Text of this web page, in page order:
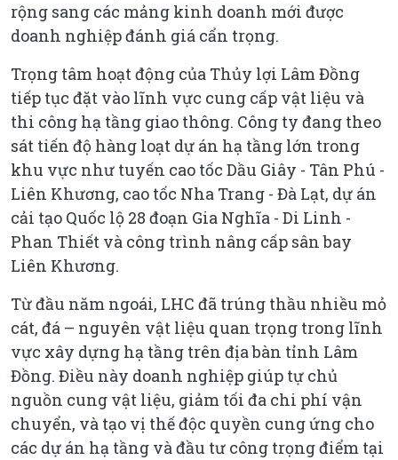
rộng sang các mảng kinh doanh mới được
doanh nghiệp đánh giá cẩn trọng.
Trọng tâm hoạt động của Thủy lợi Lâm Đồng
tiếp tục đặt vào lĩnh vực cung cấp vật liệu và
thi công hạ tầng giao thông. Công ty đang theo
sát tiến độ hàng loạt dự án hạ tầng lớn trong
khu vực như tuyến cao tốc Dầu Giây - Tân Phú -
Liên Khương, cao tốc Nha Trang - Đà Lạt, dự án
cải tạo Quốc lộ 28 đoạn Gia Nghĩa - Di Linh -
Phan Thiết và công trình nâng cấp sân bay
Liên Khương.
Từ đầu năm ngoái, LHC đã trúng thầu nhiều mỏ
cát, đá – nguyên vật liệu quan trọng trong lĩnh
vực xây dựng hạ tầng trên địa bàn tỉnh Lâm
Đồng. Điều này doanh nghiệp giúp tự chủ
nguồn cung vật liệu, giảm tối đa chi phí vận
chuyển, và tạo vị thế độc quyền cung ứng cho
các dự án hạ tầng và đầu tư công trọng điểm tại